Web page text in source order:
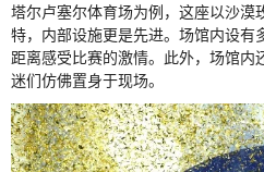
塔尔卢塞尔体育场为例，这座以沙漠
特，内部设施更是先进。场馆内设有
距离感受比赛的激情。此外，场馆内
迷们仿佛置身于现场。